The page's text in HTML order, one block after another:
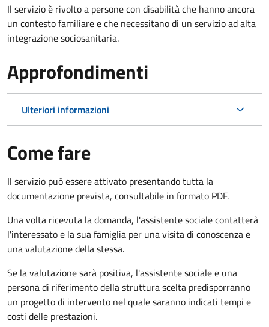
Il servizio è rivolto a persone con disabilità che hanno ancora
un contesto familiare e che necessitano di un servizio ad alta
integrazione sociosanitaria.
Approfondimenti
Ulteriori informazioni
Come fare
Il servizio può essere attivato presentando tutta la
documentazione prevista, consultabile in formato PDF.
Una volta ricevuta la domanda, l'assistente sociale contatterà
l'interessato e la sua famiglia per una visita di conoscenza e
una valutazione della stessa.
Se la valutazione sarà positiva, l'assistente sociale e una
persona di riferimento della struttura scelta predisporranno
un progetto di intervento nel quale saranno indicati tempi e
costi delle prestazioni.